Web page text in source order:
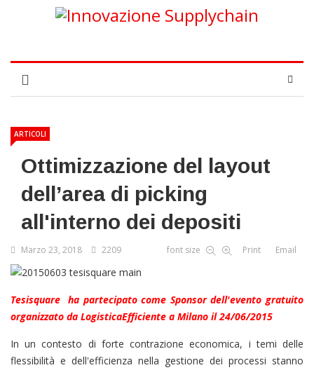
ARTICOLI
Ottimizzazione del layout
dell’area di picking
all'interno dei depositi
Marzo 23, 2018 2209 font size Print Email
Tesisquare ha partecipato come Sponsor dell'evento gratuito
organizzato da LogisticaEfficiente a Milano il 24/06/2015
In un contesto di forte contrazione economica, i temi delle
flessibilità e dell'efficienza nella gestione dei processi stanno